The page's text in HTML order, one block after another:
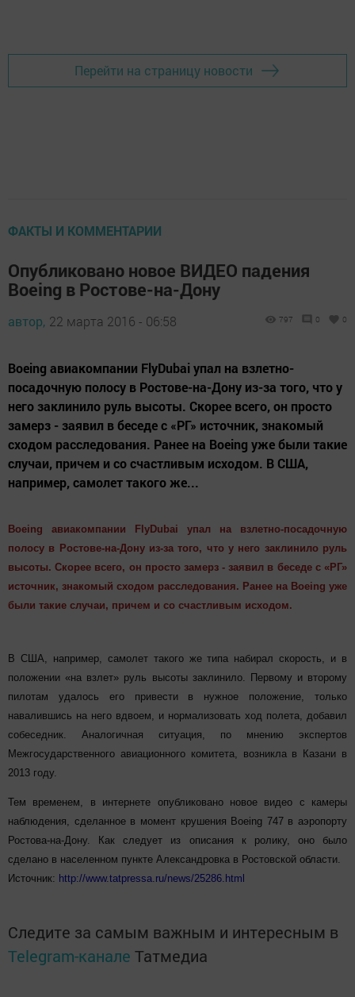
Перейти на страницу новости
ФАКТЫ И КОММЕНТАРИИ
Опубликовано новое ВИДЕО падения
Boeing в Ростове-на-Дону
автор, 22 марта 2016 - 06:58 797 0 0
Boeing авиакомпании FlyDubai упал на взлетно-
посадочную полосу в Ростове-на-Дону из-за того, что у
него заклинило руль высоты. Скорее всего, он просто
замерз - заявил в беседе с «РГ» источник, знакомый
сходом расследования. Ранее на Boeing уже были такие
случаи, причем и со счастливым исходом. В США,
например, самолет такого же...
Boeing авиакомпании FlyDubai упал на взлетно-посадочную
полосу в Ростове-на-Дону из-за того, что у него заклинило руль
высоты. Скорее всего, он просто замерз - заявил в беседе с «РГ»
источник, знакомый сходом расследования. Ранее на Boeing уже
были такие случаи, причем и со счастливым исходом.
В США, например, самолет такого же типа набирал скорость, и в
положении «на взлет» руль высоты заклинило. Первому и второму
пилотам удалось его привести в нужное положение, только
навалившись на него вдвоем, и нормализовать ход полета, добавил
собеседник. Аналогичная ситуация, по мнению экспертов
Межгосударственного авиационного комитета, возникла в Казани в
2013 году.
Тем временем, в интернете опубликовано новое видео с камеры
наблюдения, сделанное в момент крушения Boeing 747 в аэропорту
Ростова-на-Дону. Как следует из описания к ролику, оно было
сделано в населенном пункте Александровка в Ростовской области.
Источник: http://www.tatpressa.ru/news/25286.html
Следите за самым важным и интересным в
Telegram-канале Татмедиа